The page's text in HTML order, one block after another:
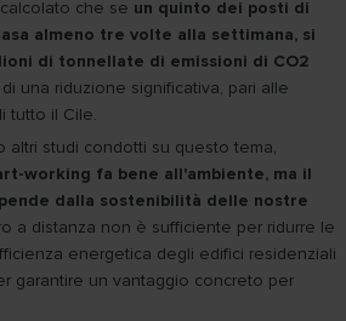
che se un quinto dei posti di
almeno tre volte alla settimana, si
di tonnellate di emissioni di CO2
una riduzione significativa, pari alle
tutto il Cile.
altri studi condotti su questo tema,
working fa bene all'ambiente, ma il
dalla sostenibilità delle nostre
a distanza non è sufficiente per ridurre le
energetica degli edifici residenziali
garantire un vantaggio concreto per